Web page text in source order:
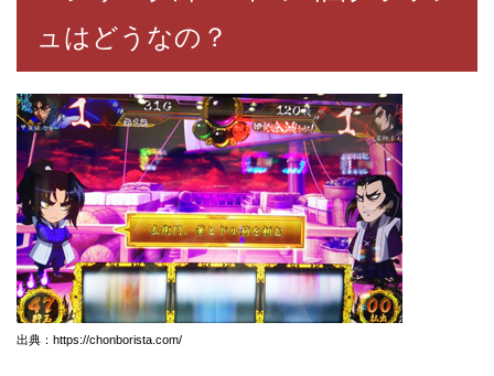
ュはどうなの？
出典：https://chonborista.com/